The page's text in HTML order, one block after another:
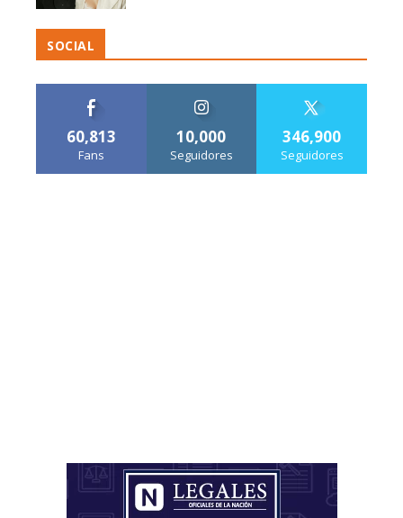
SOCIAL
60,813
Fans
10,000
Seguidores
346,900
Seguidores